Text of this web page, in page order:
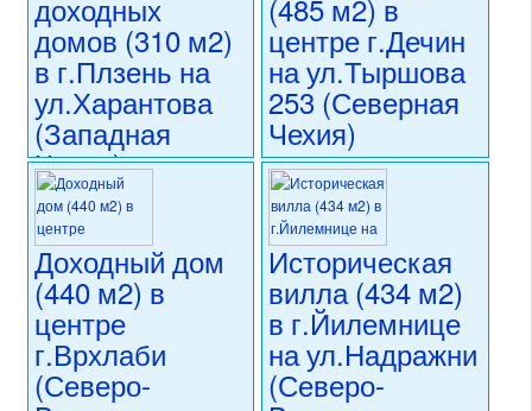
состояние: стандарт
номер объекта:20645
регион:Северная Моравия
раздел: объекты для
коммерческого использования
состояние: стандарт
номер объекта:20643
доходных
домов (310 м2)
в г.Плзень на
ул.Харантова
(Западная
Чехия)
17 500 000 CZK
регион:Западная Чехия
раздел: объекты для
коммерческого использования
состояние: стандарт
номер объекта:
(485 м2) в
центре г.Дечин
на ул.Тыршова
253 (Северная
Чехия)
17 500 000 CZK
регион:Северная Чехия
раздел: объекты для
коммерческого использования
состояние: стандарт
номер объекта: 20617
Доходный дом
(440 м2) в
центре
г.Врхлаби
(Северо-
Историческая
вилла (434 м2)
в г.Йилемнице
на ул.Надражни
(Северо-